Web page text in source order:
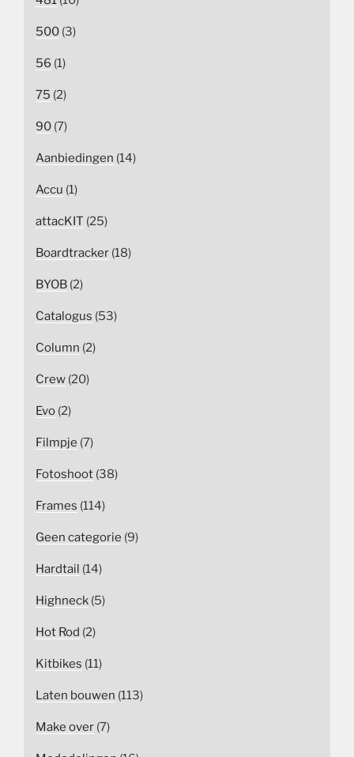
500 (3)
56 (1)
75 (2)
90 (7)
Aanbiedingen (14)
Accu (1)
attacKIT (25)
Boardtracker (18)
BYOB (2)
Catalogus (53)
Column (2)
Crew (20)
Evo (2)
Filmpje (7)
Fotoshoot (38)
Frames (114)
Geen categorie (9)
Hardtail (14)
Highneck (5)
Hot Rod (2)
Kitbikes (11)
Laten bouwen (113)
Make over (7)